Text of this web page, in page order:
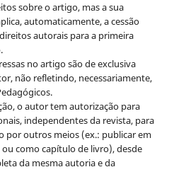
sobre o artigo, mas a sua
automaticamente, a cessão
autorais para a primeira
no artigo são de exclusiva
não refletindo, necessariamente,
o autor tem autorização para
independentes da revista, para
por outros meios (ex.: publicar em
como capítulo de livro), desde
da mesma autoria e da